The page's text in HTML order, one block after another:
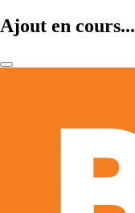
Ajout en cours...